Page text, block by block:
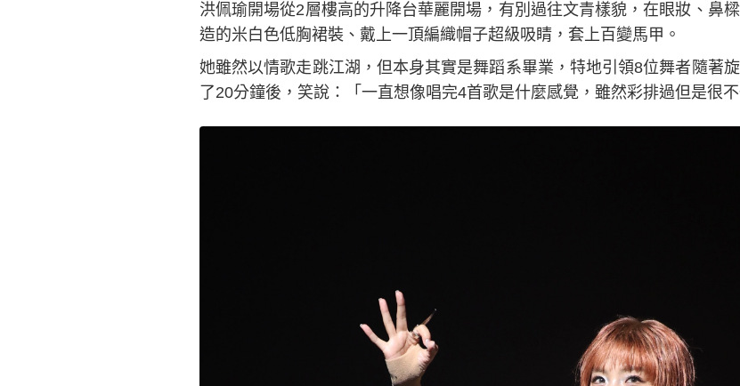
洪佩瑜開場從2層樓高的升降台華麗開場，有別過往文青樣貌，在眼妝、鼻
造的米白色低胸裙裝、戴上一頂編織帽子超級吸睛，套上百變馬甲。
她雖然以情歌走跳江湖，但本身其實是舞蹈系畢業，特地引領8位舞者隨著
了20分鐘後，笑說：「一直想像唱完4首歌是什麼感覺，雖然彩排過但是很不